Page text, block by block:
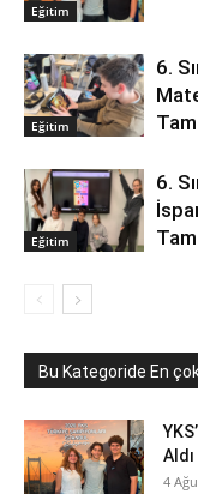
Eğitim
Eğitim
6.
Eğitim
6.
Bu Kategoride En
Aldı
4